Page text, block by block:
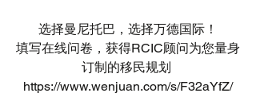
选择曼尼托巴，选择万德国际！
填写在线问卷，获得RCIC顾问为您量身
订制的移民规划
https://www.wenjuan.com/s/F32aYfZ/